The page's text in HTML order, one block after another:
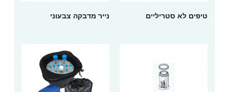
טיפים לא סטריליים נייר מדבקה צבעוני